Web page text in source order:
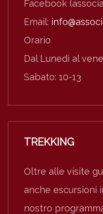
Facebook
Email:
Orario
Dal Lunedì al
Sabato: 10-13
TREKKING
Oltre alle visite
anche escursioni
nostro